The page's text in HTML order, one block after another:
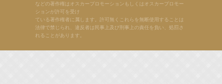
などの著作権はオスカープロモーションもしくはオスカープロモー
ションが許可を受け
ている著作権者に属します。許可無くこれらを無断使用することは
法律で禁じられ、違反者は民事上及び刑事上の責任を負い、処罰さ
れることがあります。